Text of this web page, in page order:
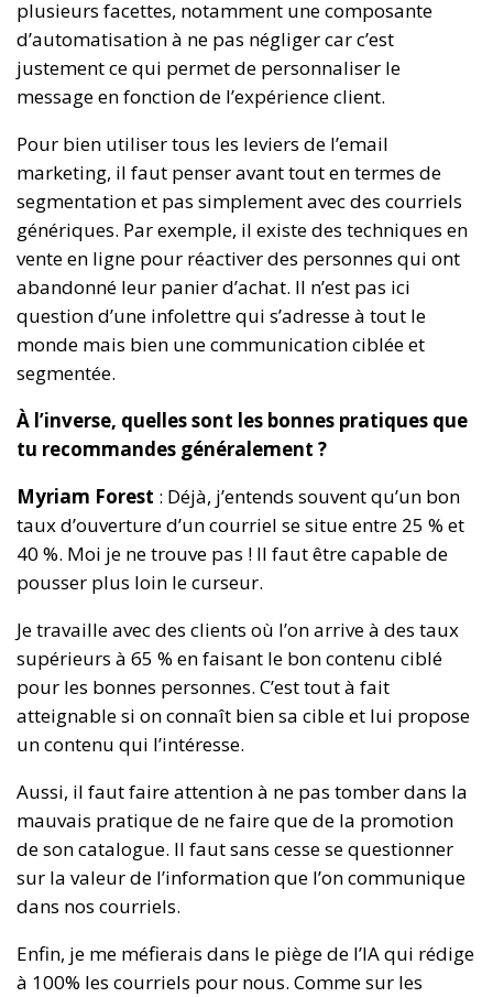
plusieurs facettes, notamment une composante
d’automatisation à ne pas négliger car c’est
justement ce qui permet de personnaliser le
message en fonction de l’expérience client.
Pour bien utiliser tous les leviers de l’email
marketing, il faut penser avant tout en termes de
segmentation et pas simplement avec des courriels
génériques. Par exemple, il existe des techniques en
vente en ligne pour réactiver des personnes qui ont
abandonné leur panier d’achat. Il n’est pas ici
question d’une infolettre qui s’adresse à tout le
monde mais bien une communication ciblée et
segmentée.
À l’inverse, quelles sont les bonnes pratiques que
tu recommandes généralement ?
Myriam Forest : Déjà, j’entends souvent qu’un bon
taux d’ouverture d’un courriel se situe entre 25 % et
40 %. Moi je ne trouve pas ! Il faut être capable de
pousser plus loin le curseur.
Je travaille avec des clients où l’on arrive à des taux
supérieurs à 65 % en faisant le bon contenu ciblé
pour les bonnes personnes. C’est tout à fait
atteignable si on connaît bien sa cible et lui propose
un contenu qui l’intéresse.
Aussi, il faut faire attention à ne pas tomber dans la
mauvais pratique de ne faire que de la promotion
de son catalogue. Il faut sans cesse se questionner
sur la valeur de l’information que l’on communique
dans nos courriels.
Enfin, je me méfierais dans le piège de l’IA qui rédige
à 100% les courriels pour nous. Comme sur les